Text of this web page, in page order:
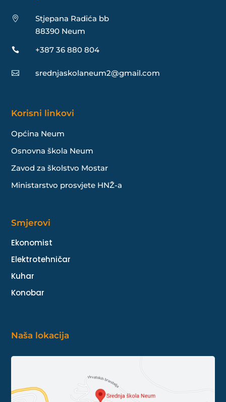

Stjepana Radića bb
88390 Neum
 +387 36 880 804
 srednjaskolaneum2@gmail.com
Korisni linkovi
Općina Neum
Osnovna škola Neum
Zavod za školstvo Mostar
Ministarstvo prosvjete HNŽ-a
Smjerovi
Ekonomist
Elektrotehničar
Kuhar
Konobar
Naša lokacija